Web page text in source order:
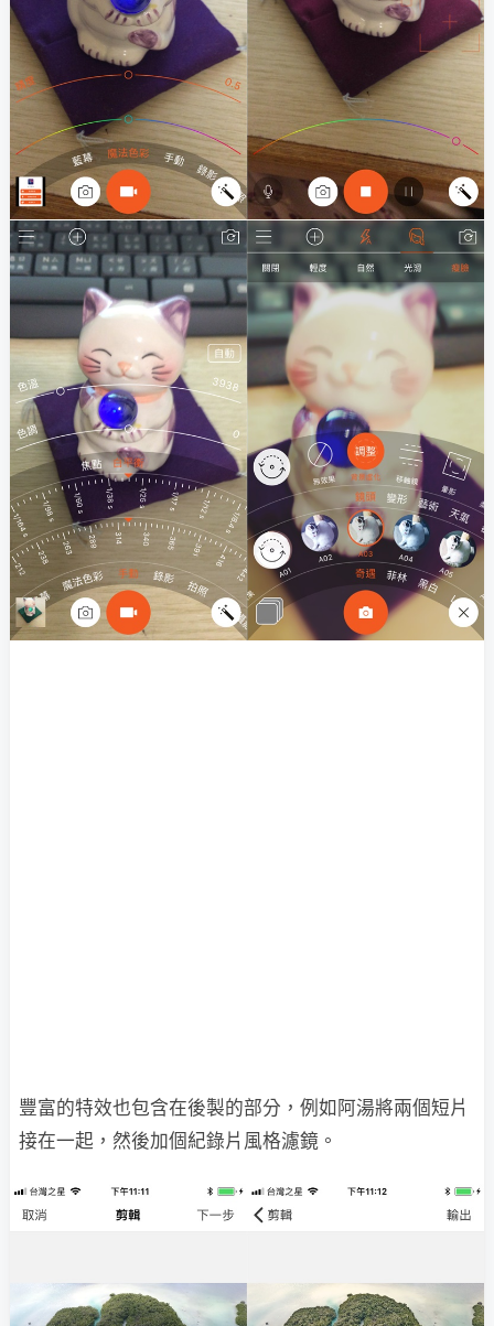
豐富的特效也包含在後製的部分，例如阿湯將兩個短片
接在一起，然後加個紀錄片風格濾鏡。